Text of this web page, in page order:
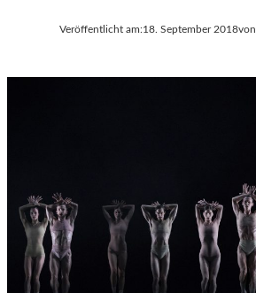
Veröffentlicht am:18. September 2018von